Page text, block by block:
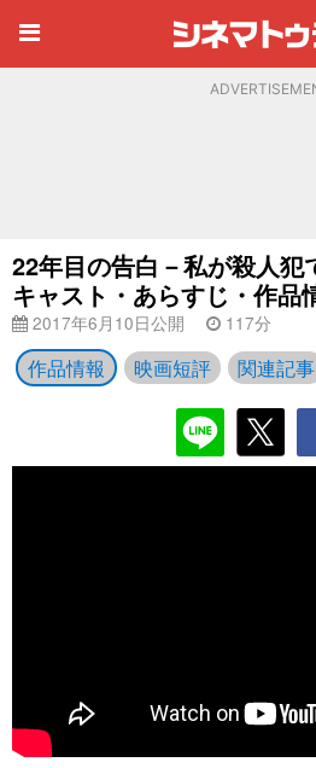
22年目の告白－私が殺人犯
キャスト・あらすじ・作品
2017年6月10日公開 117分
作品情報 映画短評 関連記事